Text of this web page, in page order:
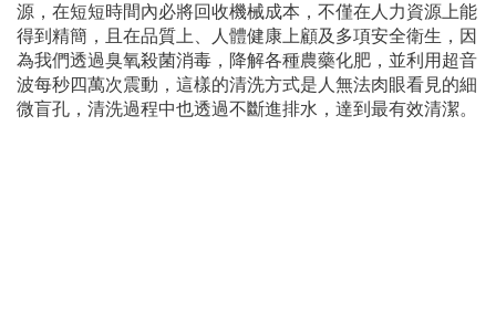
得到精簡，且在品質上、人體健康上顧及多項安全衛生，因
為我們透過臭氧殺菌消毒，降解各種農藥化肥，並利用超音
波每秒四萬次震動，這樣的清洗方式是人無法肉眼看見的細
微盲孔，清洗過程中也透過不斷進排水，達到最有效清潔。